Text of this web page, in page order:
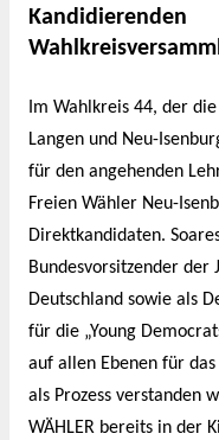
Im Wahlkreis 44, der
Langen und Neu-
für den angehenden
Freien Wähler Neu-
Direktkandidaten.
Bundesvorsitzender der
Deutschland sowie als
für die „Young
auf allen Ebenen für
als Prozess verstanden
WÄHLER bereits in der